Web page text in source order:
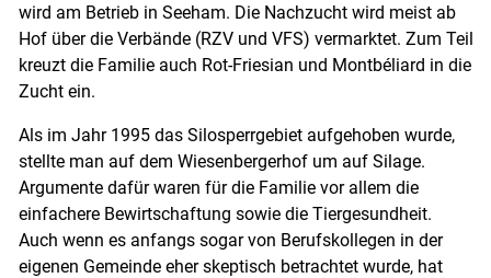
wird am Betrieb in Seeham. Die Nachzucht wird meist ab
Hof über die Verbände (RZV und VFS) vermarktet. Zum Teil
kreuzt die Familie auch Rot-Friesian und Montbéliard in die
Zucht ein.
Als im Jahr 1995 das Silosperrgebiet aufgehoben wurde,
stellte man auf dem Wiesenbergerhof um auf Silage.
Argumente dafür waren für die Familie vor allem die
einfachere Bewirtschaftung sowie die Tiergesundheit.
Auch wenn es anfangs sogar von Berufskollegen in der
eigenen Gemeinde eher skeptisch betrachtet wurde, hat